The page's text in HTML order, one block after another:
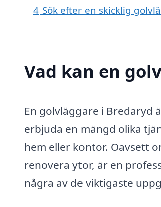
4 Sök efter en skicklig
Vad kan en
En golvläggare i Bredaryd
erbjuda en mängd olika
hem eller kontor. Oavsett
renovera ytor, är en
några av de viktigaste